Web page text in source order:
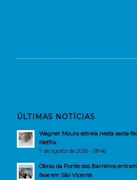
ÚLTIMAS NOTÍCIAS
Wagner Moura estreia nesta sexta-
Netflix
7 de agosto de 2026 - 08:46
Obras da Ponte dos Barreiros
fase em São Vicente